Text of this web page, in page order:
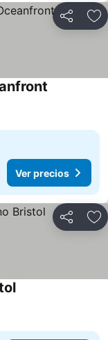
Compartir
Ver precios
Compartir